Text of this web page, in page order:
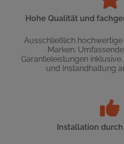
Hohe Qualität und
Ausschließlich
Marken.
Garantieleistungen
und Instandhaltung
Installation